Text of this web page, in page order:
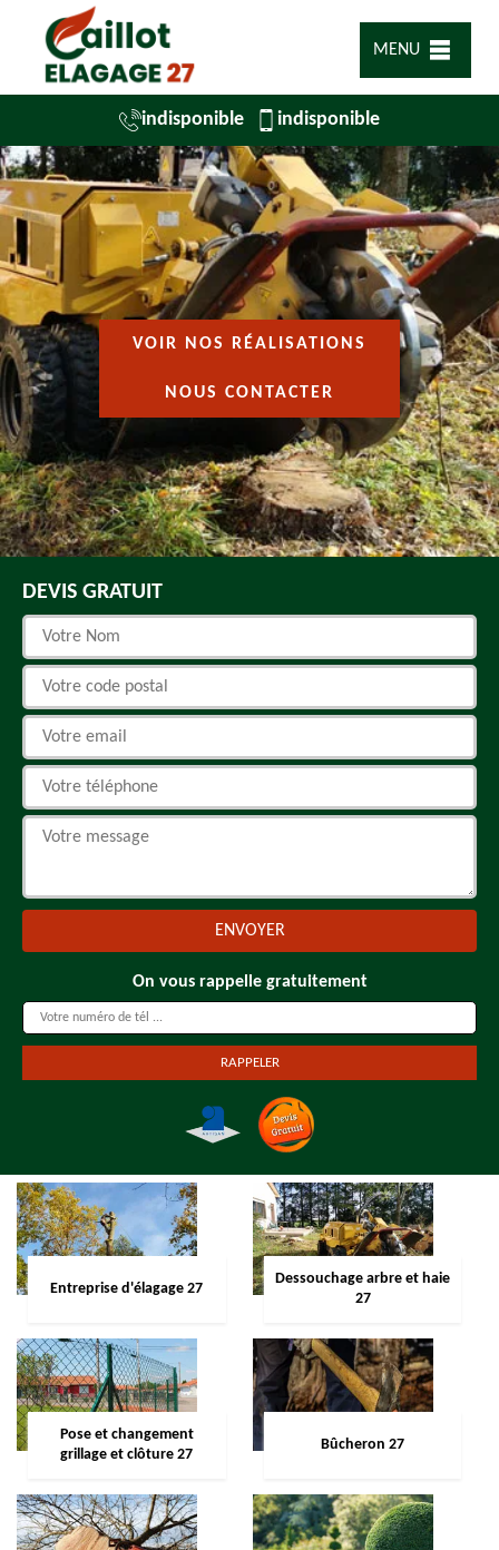
MENU
indisponible indisponible
VOIR NOS RÉALISATIONS
NOUS CONTACTER
DEVIS GRATUIT
On vous rappelle gratuitement
Entreprise d'élagage 27
Dessouchage arbre et haie
27
Pose et changement
grillage et clôture 27
Bûcheron 27